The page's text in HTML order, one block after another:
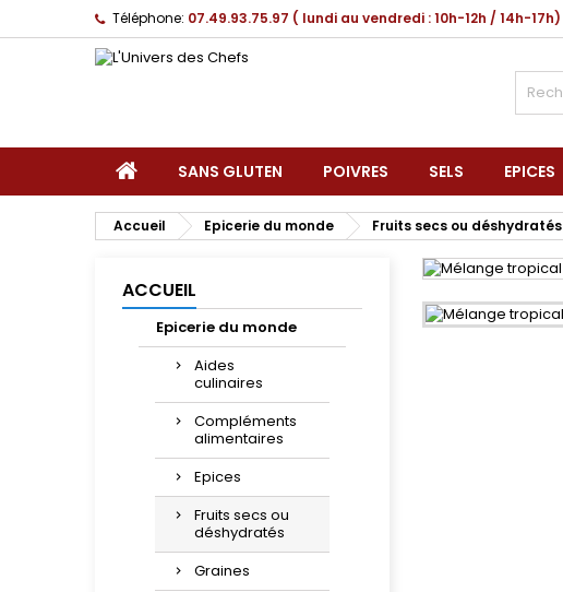
Téléphone: 07.49.93.75.97 ( lundi au vendredi : 10h-12h / 14h-17h)
SANS GLUTEN POIVRES SELS EPICES
Accueil Epicerie du monde Fruits secs ou déshydratés
ACCUEIL
Epicerie du monde
Aides
culinaires
Compléments
alimentaires
Epices
Fruits secs ou
déshydratés
Graines